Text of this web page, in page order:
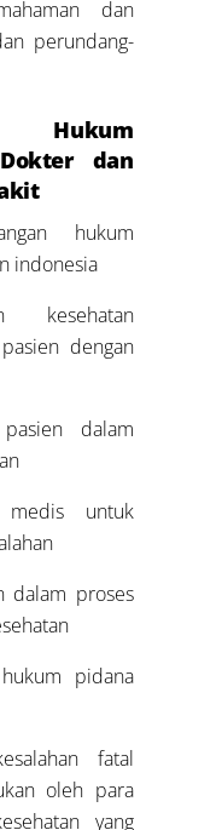
dan
perundang-
Hukum
dan
hukum
indonesia
kesehatan
dengan
dalam
medis untuk
dalam proses
pidana
fatal
oleh para
yang